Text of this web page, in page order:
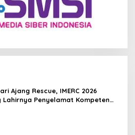
Ajang Rescue, IMERC 2026
Lahirnya Penyelamat Kompeten